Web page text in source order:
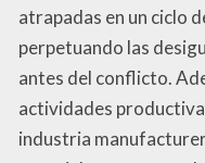
atrapadas en un ciclo
perpetuando las
antes del conflicto.
actividades
industria